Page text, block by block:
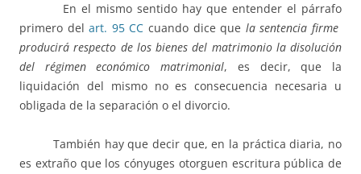
En el mismo sentido hay que entender el párrafo
primero delart. 95 CC cuando dice que la sentencia firme
producirá respecto de los bienes del matrimonio la disolución
del régimen económico matrimonial, es decir, que la
liquidación del mismo no es consecuencia necesaria u
obligada de la separación o el divorcio.
También hay que decir que, en la práctica diaria, no
es extraño que los cónyuges otorguen escritura pública de